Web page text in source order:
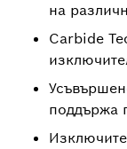
на
Carbide
поддържа